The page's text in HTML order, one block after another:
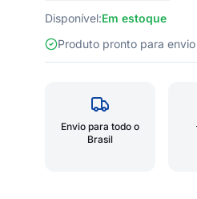
Disponível:Em estoque
Produto pronto para
Envio para todo o
Brasil